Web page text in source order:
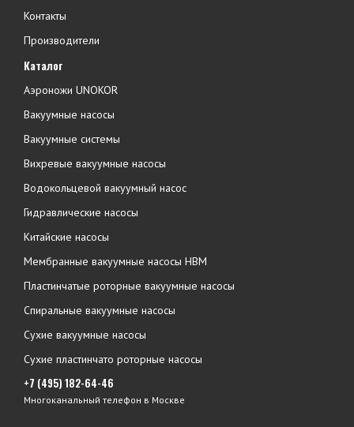
Контакты
Производители
Каталог
Аэроножи UNOKOR
Вакуумные насосы
Вакуумные системы
Вихревые вакуумные насосы
Водокольцевой вакуумный насос
Гидравлические насосы
Китайские насосы
Мембранные вакуумные насосы НВМ
Пластинчатые роторные вакуумные насосы
Спиральные вакуумные насосы
Сухие вакуумные насосы
Сухие пластинчато роторные насосы
+7 (495) 182-64-46
Многоканальный телефон в Москве